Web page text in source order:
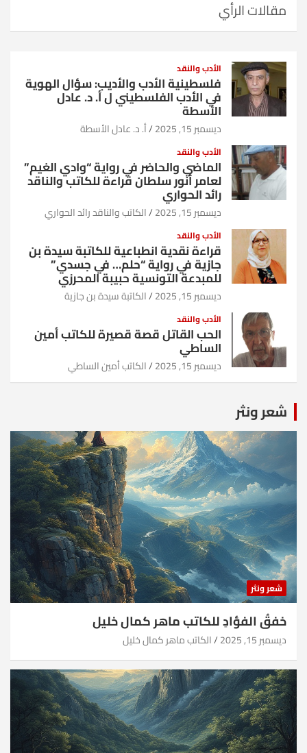
مقالات الرأي
الأدب والنقد
فلسطينية الأدب والأديب: سؤال الهوية
في الأدب الفلسطيني ل أ. د. عادل
الأسطة
ديسمبر 15, 2025 أ. د. عادل الأسطة
الأدب والنقد
الماضي والحاضر في رواية “وادي الغيم”
لعامر أنور سلطان قراءة للكاتب والناقد
رائد الحواري
ديسمبر 15, 2025 الكاتب والناقد رائد الحواري
الأدب والنقد
قراءة نقدية انطباعية للكاتبة سيدة بن
جازية في رواية “حلم… في جسدي”
للمبدعة التونسية حبيبة المحرزي
ديسمبر 15, 2025 الكاتبة سيدة بن جازية
الأدب والنقد
الحب القاتل قصة قصيرة للكاتب أمين
الساطي
ديسمبر 15, 2025 الكاتب أمين الساطي
شعر ونثر
شعر ونثر
خفقُ الفؤادِ للكاتب ماهر كمال خليل
ديسمبر 15, 2025 الكاتب ماهر كمال خليل